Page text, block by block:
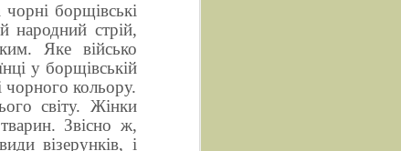
борщівські
народний стрій,
Яке військо
у борщівській
чорного кольору.
світу. Жінки
Звісно ж,
візерунків, і